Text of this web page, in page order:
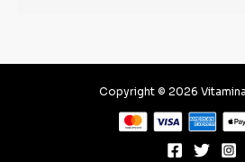
Copyright © 2026